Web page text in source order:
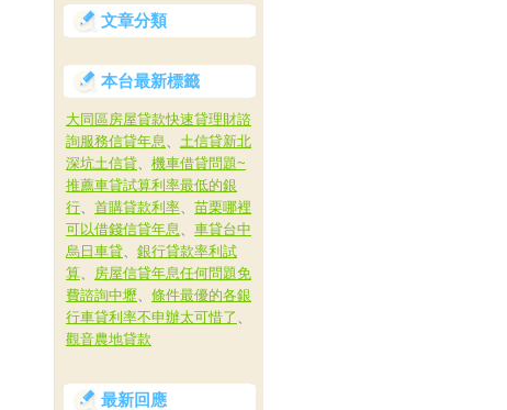
文章分類
本台最新標籤
大同區房屋貸款快速貸理財諮
詢服務信貸年息、 土信貸新北
深坑土信貸、 機車借貸問題~
推薦車貸試算利率最低的銀
行、 首購貸款利率、 苗栗哪裡
可以借錢信貸年息、 車貸台中
烏日車貸、 銀行貸款率利試
算、 房屋信貸年息任何問題免
費諮詢中壢、 條件最優的各銀
行車貸利率不申辦太可惜了 、
觀音農地貸款
最新回應